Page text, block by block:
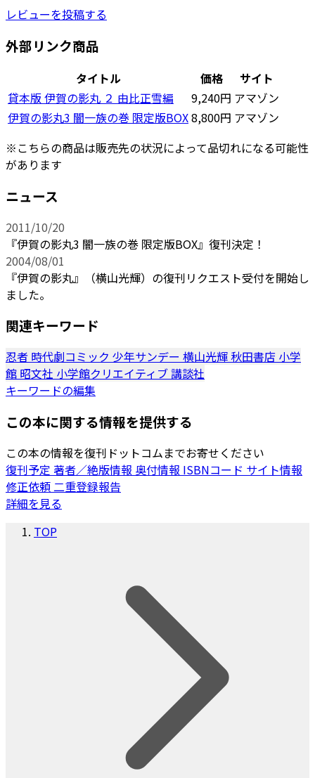
レビューを投稿する
外部リンク商品
タイトル 価格
サイト
貸本版 伊賀の影丸 ２ 由比正雪編
9,240円 アマゾン
伊賀の影丸3 闇一族の巻 限定版BOX8,800円 アマゾン
※こちらの商品は販売先の状況によって品切れになる可能性
があります
ニュース
2011/10/20
『伊賀の影丸3 闇一族の巻 限定版BOX』復刊決定！
2004/08/01
『伊賀の影丸』（横山光輝）の復刊リクエスト受付を開始し
ました。
関連キーワード
忍者 時代劇コミック 少年サンデー 横山光輝 秋田書店 小学
館 昭文社 小学館クリエイティブ講談社
キーワードの編集
この本に関する情報を提供する
この本の情報を復刊ドットコムまでお寄せください
復刊予定 著者／絶版情報 奥付情報 ISBNコード サイト情報
修正依頼 二重登録報告
詳細を見る
TOP